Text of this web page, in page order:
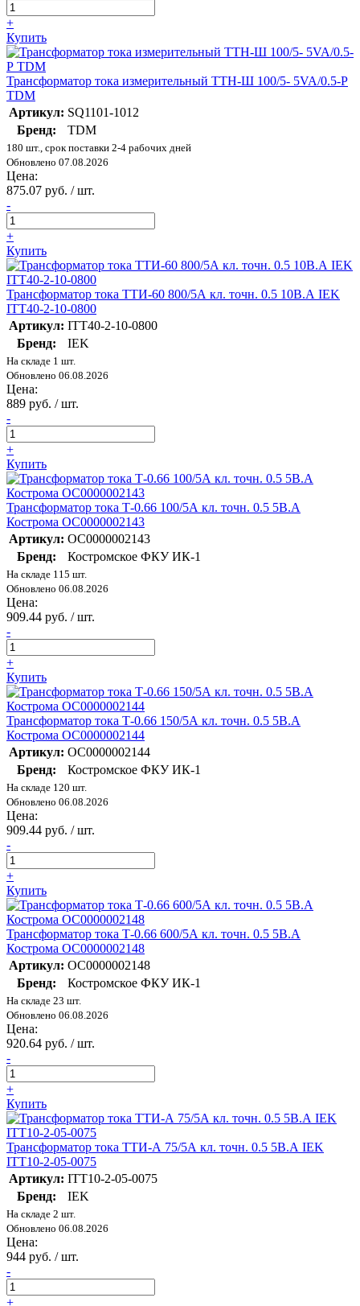
+
Купить
Трансформатор тока измерительный ТТН-Ш 100/5- 5VA/0.5-Р
TDM
Артикул: SQ1101-1012
Бренд:
TDM
180 шт., срок поставки 2-4 рабочих дней
Обновлено 07.08.2026
Цена:
875.07 руб. / шт.
-
+
Купить
Трансформатор тока ТТИ-60 800/5А кл. точн. 0.5 10В.А IEK
ITT40-2-10-0800
Артикул: ITT40-2-10-0800
Бренд:
IEK
На складе 1 шт.
Обновлено 06.08.2026
Цена:
889 руб. / шт.
-
+
Купить
Трансформатор тока Т-0.66 100/5А кл. точн. 0.5 5В.А
Кострома ОС0000002143
Артикул: ОС0000002143
Бренд:
Костромское ФКУ ИК-1
На складе 115 шт.
Обновлено 06.08.2026
Цена:
909.44 руб. / шт.
-
+
Купить
Трансформатор тока Т-0.66 150/5А кл. точн. 0.5 5В.А
Кострома ОС0000002144
Артикул: ОС0000002144
Бренд:
Костромское ФКУ ИК-1
На складе 120 шт.
Обновлено 06.08.2026
Цена:
909.44 руб. / шт.
-
+
Купить
Трансформатор тока Т-0.66 600/5А кл. точн. 0.5 5В.А
Кострома ОС0000002148
Артикул: ОС0000002148
Бренд:
Костромское ФКУ ИК-1
На складе 23 шт.
Обновлено 06.08.2026
Цена:
920.64 руб. / шт.
-
+
Купить
Трансформатор тока ТТИ-А 75/5А кл. точн. 0.5 5В.А IEK
ITT10-2-05-0075
Артикул: ITT10-2-05-0075
Бренд:
IEK
На складе 2 шт.
Обновлено 06.08.2026
Цена:
944 руб. / шт.
-
+